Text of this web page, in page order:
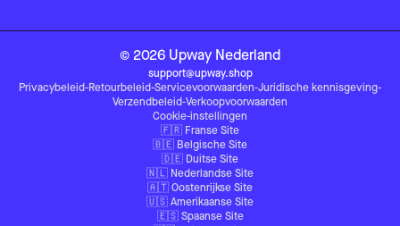
© 2026 Upway Nederland
support@upway.shop
Privacybeleid-Retourbeleid-Servicevoorwaarden-Juridische kennisgeving-
Verzendbeleid-Verkoopvoorwaarden
Cookie-instellingen
🇫🇷 Franse Site
🇧🇪 Belgische Site
🇩🇪 Duitse Site
🇳🇱 Nederlandse Site
🇦🇹 Oostenrijkse Site
🇺🇸 Amerikaanse Site
🇪🇸 Spaanse Site